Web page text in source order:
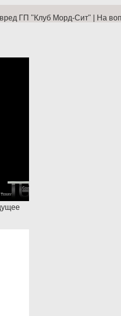
ГП "Клуб Морд-Сит" | На